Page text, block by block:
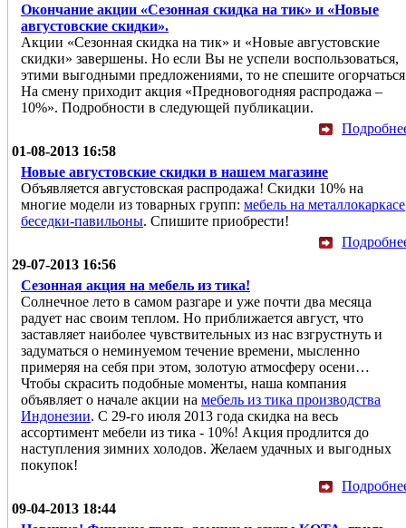
Окончание акции «Сезонная скидка на тик» и «Новые
августовские скидки».
Акции «Сезонная скидка на тик» и «Новые августовские
скидки» завершены. Но если Вы не успели воспользоваться,
этими выгодными предложениями, то не спешите
На смену приходит акция «Предновогодняя распродажа –
10%». Подробности в следующей публикации.
01-08-2013 16:58
Новые августовские скидки в нашем магазине
Объявляется августовская распродажа! Скидки 10% на
многие модели из товарных групп: мебель на металлокаркасе
беседки-павильоны. Спишите приобрести!
29-07-2013 16:56
Сезонная акция на мебель из тика!
Солнечное лето в самом разгаре и уже почти два месяца
радует нас своим теплом. Но приближается август, что
заставляет наиболее чувствительных из нас взгрустнуть и
задуматься о неминуемом течение времени, мысленно
примеряя на себя при этом, золотую атмосферу осени…
Чтобы скрасить подобные моменты, наша компания
объявляет о начале акции на мебель из тика производства
Индонезии. С 29-го июля 2013 года скидка на весь
ассортимент мебели из тика - 10%! Акция продлится до
наступления зимних холодов. Желаем удачных и выгодных
покупок!
09-04-2013 18:44